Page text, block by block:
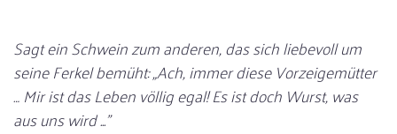
Sagt ein Schwein zum anderen, das sich liebevoll um
seine Ferkel bemüht: „Ach, immer diese Vorzeigemütter
… Mir ist das Leben völlig egal! Es ist doch Wurst, was
aus uns wird ..."